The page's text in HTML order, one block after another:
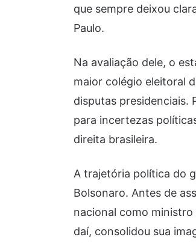
que sempre deixou
Paulo.
Na avaliação dele, o
maior colégio eleitoral
disputas presidenciais.
para incertezas
direita brasileira.
A trajetória política do
Bolsonaro. Antes de
nacional como
daí, consolidou sua